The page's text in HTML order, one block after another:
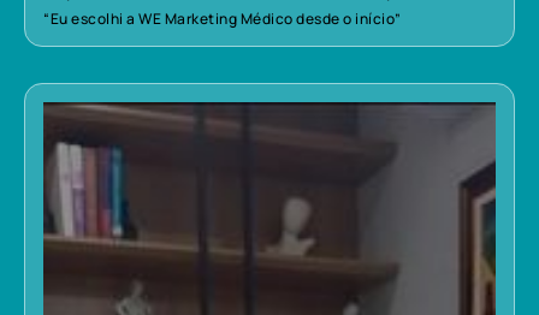
“Eu escolhi a WE Marketing Médico desde o início”